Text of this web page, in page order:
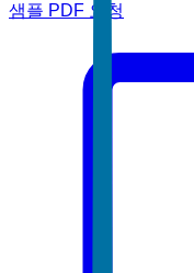
샘플 PDF 요청